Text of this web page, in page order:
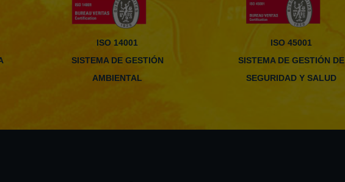
ISO 14001
SISTEMA DE GESTIÓN
AMBIENTAL
ISO 45001
SISTEMA DE GESTIÓN DE
SEGURIDAD Y SALUD